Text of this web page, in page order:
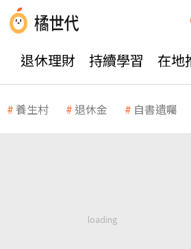
退休理財 持續學習 在地
養生村 退休金 自書遺囑